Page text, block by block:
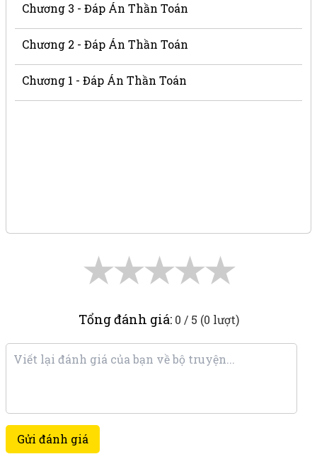
Chương 3 - Đáp Án Thần Toán
Chương 2 - Đáp Án Thần Toán
Chương 1 - Đáp Án Thần Toán
★
★
★
★
★
Tổng đánh giá: 0 / 5 (0 lượt)
Gửi đánh giá